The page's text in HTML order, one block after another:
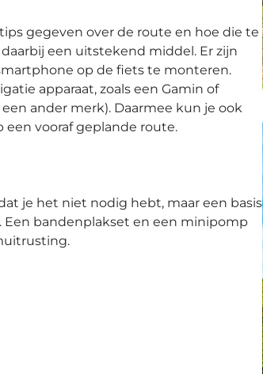
gegeven over de route en hoe die te
een uitstekend middel. Er zijn
op de fiets te monteren.
apparaat, zoals een Gamin of
ander merk). Daarmee kun je ook
vooraf geplande route.
je het niet nodig hebt, maar een basis
Een bandenplakset en een minipomp